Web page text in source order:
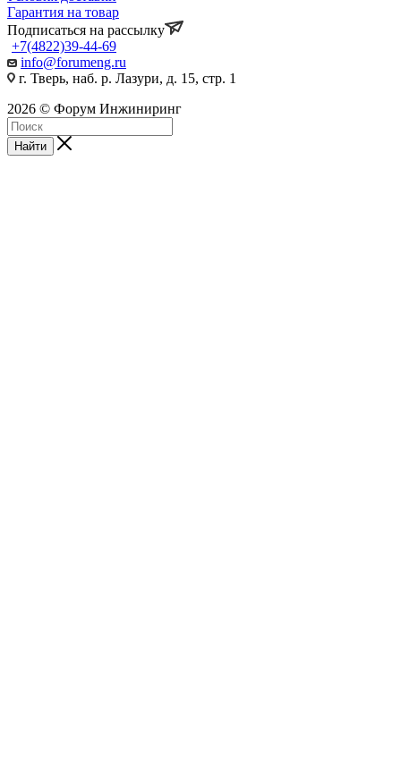
Гарантия на товар
Подписаться на рассылку
+7(4822)39-44-69
info@forumeng.ru
г. Тверь, наб. р. Лазури, д. 15, стр. 1
2026 © Форум Инжиниринг
Найти